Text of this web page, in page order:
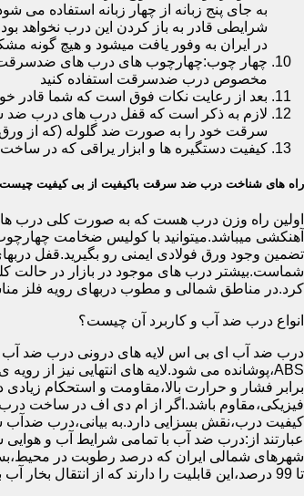
به جای پنج زبانه از چهار زبانه استفاده
شرایطی قادر به باز کردن این درب نخواهد
در ایران به وفور یافت میشود و هیچ گونه
چهار چوب:چهارچوب های درب های ضدسرقت با
مخصوص درب ضدسرقت استفاده کنید
بعد از رعایت نکات فوق است که شما قادر
لازم به ذکر است که قفل درب های درب ضد
سرقت خود را به صورت ضد گلوله (که از
کیفیت دستگیره ها و ابزار یراقی که در
راه های شناخت درب ضد سرقت باکیفیت از بی کیفیت
آهنکشی میباشد.میتوانید با کولیس ضخامت چهارچوب
تضمین وجود ورق فولادی ایمنی رو بگیرید.قفل
کرد.در مناطق شمالی و مطوب دربهای رویه فلز
انواع درب ضد آب و کاربرد آن چیست؟
درب ضد آب ای بی اس لایه های درونی درب ضد آب
کیفیت درب،نقش بسزایی دارد.به بیانی،درب
عبارتند از:درب ضد آب با تمامی شرایط آب و
تا 99 درصد،این قابلیت را دارند که از انتقال بخار آب به محیط،جلوگیری کنند.